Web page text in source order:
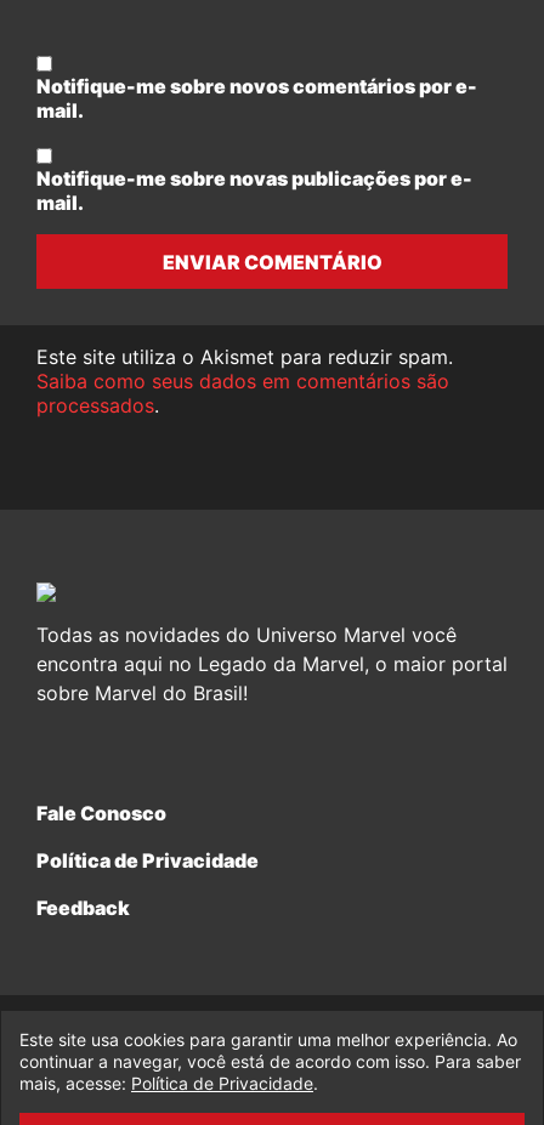
Notifique-me sobre novos comentários por e-
mail.
Notifique-me sobre novas publicações por e-
mail.
ENVIAR COMENTÁRIO
Este site utiliza o Akismet para reduzir spam.
Saiba como seus dados em comentários são
processados.
Todas as novidades do Universo Marvel você
encontra aqui no Legado da Marvel, o maior portal
sobre Marvel do Brasil!
Fale Conosco
Política de Privacidade
Feedback
© 2017-2026 Legado da Marvel, uma empresa da Legado
Enterprises.
fabiolobo
Este site usa cookies para garantir uma melhor experiência. Ao
continuar a navegar, você está de acordo com isso. Para saber
mais, acesse: Política de Privacidade.